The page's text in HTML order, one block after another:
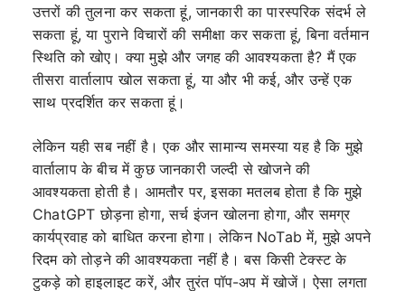
उत्तरों की तुलना कर सकता हूं, जानकारी का पारस्परिक संदर्भ ले
सकता हूं, या पुराने विचारों की समीक्षा कर सकता हूं, बिना वर्तमान
स्थिति को खोए। क्या मुझे और जगह की आवश्यकता है? मैं एक
तीसरा वार्तालाप खोल सकता हूं, या और भी कई, और उन्हें एक
साथ प्रदर्शित कर सकता हूं।
लेकिन यही सब नहीं है। एक और सामान्य समस्या यह है कि मुझे
वार्तालाप के बीच में कुछ जानकारी जल्दी से खोजने की
आवश्यकता होती है। आमतौर पर, इसका मतलब होता है कि मुझे
ChatGPT छोड़ना होगा, सर्च इंजन खोलना होगा, और समग्र
कार्यप्रवाह को बाधित करना होगा। लेकिन NoTab में, मुझे अपने
रिदम को तोड़ने की आवश्यकता नहीं है। बस किसी टेक्स्ट के
टुकड़े को हाइलाइट करें, और तुरंत पॉप-अप में खोजें। ऐसा लगता